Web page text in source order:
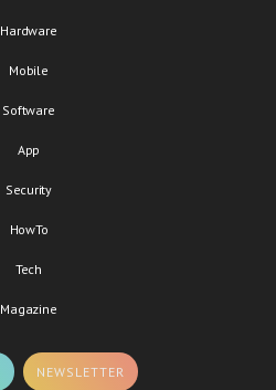
Hardware
Mobile
Software
App
Security
HowTo
Tech
Magazine
NEWSLETTER